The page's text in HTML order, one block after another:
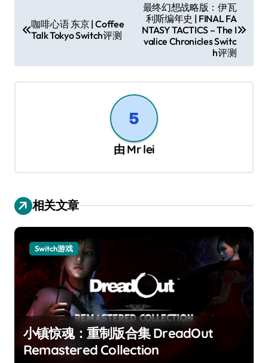
章
航
咖啡心语 东京 | Coffee
Talk Tokyo Switch评测
最终幻想战略版：伊瓦
利斯编年史 | FINAL FA
NTASY TACTICS – The I
valice Chronicles Switc
h评测
由 Mr lei
相关文章
Switch游戏
小镇惊魂：重制版合集 DreadOut
Remastered Collection